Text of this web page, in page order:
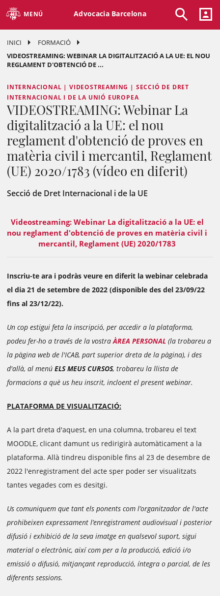
MENÚ Advocacia Barcelona
INICI
FORMACIÓ
VIDEOSTREAMING: WEBINAR LA DIGITALITZACIÓ A LA UE: EL NOU
REGLAMENT D'OBTENCIÓ DE ...
INTERNACIONAL | VIDEOSTREAMING | SECCIÓ DE DRET
INTERNACIONAL I DE LA UNIÓ EUROPEA
VIDEOSTREAMING: Webinar La
digitalització a la UE: el nou
reglament d'obtenció de proves en
matèria civil i mercantil, Reglament
(UE) 2020/1783 (vídeo en diferit)
Secció de Dret Internacional i de la UE
Videostreaming: Webinar La digitalització a la UE: el
nou reglament d'obtenció de proves en matèria civil i
mercantil, Reglament (UE) 2020/1783
Inscriu-te ara i podràs veure en diferit la webinar celebrada
el dia 21 de setembre de 2022 (disponible des del 23/09/22
fins al 23/12/22).
Un cop estigui feta la inscripció, per accedir a la plataforma,
podeu fer-ho a través de la vostraÀREA PERSONAL (la trobareu a
la pàgina web de l'ICAB, part superior dreta de la pàgina), i des
d'allà, al menú ELS MEUS CURSOS, trobareu la llista de
formacions a què us heu inscrit, incloent el present webinar.
PLATAFORMA DE VISUALITZACIÓ:
A la part dreta d'aquest, en una columna, trobareu el text
MOODLE, clicant damunt us redirigirà automàticament a la
plataforma. Allà tindreu disponible fins al 23 de desembre de
2022 l'enregistrament del acte sper poder ser visualitzats
tantes vegades com es desitgi.
Us comuniquem que tant els ponents com l’organitzador de l'acte
prohibeixen expressament l’enregistrament audiovisual i posterior
difusió i exhibició de la seva imatge en qualsevol suport, sigui
material o electrònic, així com per a la producció, edició i/o
emissió o difusió, mitjançant reproducció, íntegra o parcial, de les
diferents sessions.